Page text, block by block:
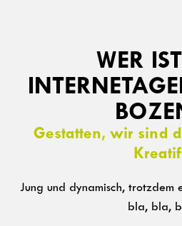
WER
Gestatten, wir sind
Jung und dynamisch,
bla, bla,